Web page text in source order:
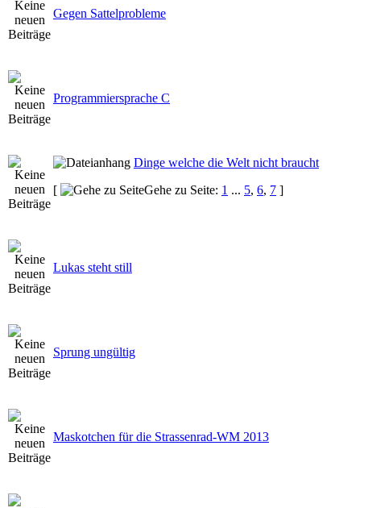
Gegen Sattelprobleme
Programmiersprache C
Dinge welche die Welt nicht braucht
[
Gehe zu Seite: 1 ... 5, 6, 7 ]
Lukas steht still
Sprung ungültig
Maskotchen für die Strassenrad-WM 2013